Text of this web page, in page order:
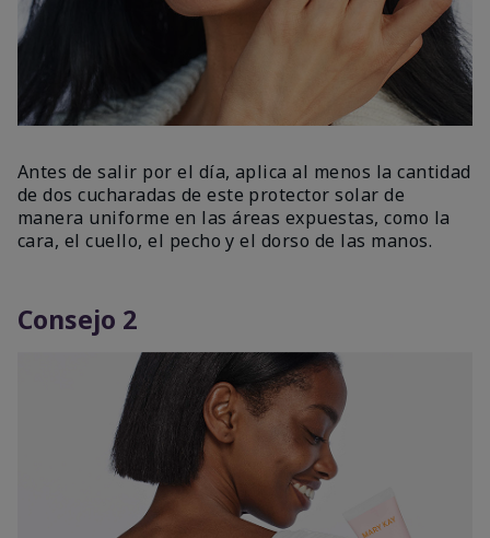
Antes de salir por el día, aplica al menos la cantidad
de dos cucharadas de este protector solar de
manera uniforme en las áreas expuestas, como la
cara, el cuello, el pecho y el dorso de las manos.
Consejo 2